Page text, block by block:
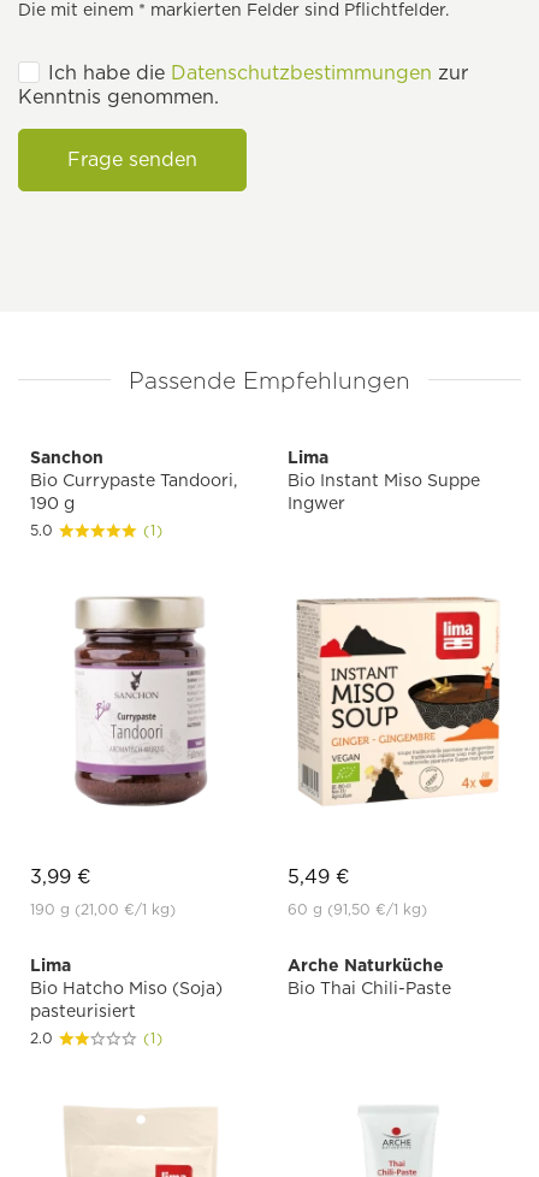
Die mit einem * markierten Felder sind Pflichtfelder.
Ich habe die Datenschutzbestimmungen zur
Kenntnis genommen.
Frage senden
Passende Empfehlungen
Sanchon
Bio Currypaste Tandoori,
190 g
5.0 (1)
3,99 €
190 g (21,00 €/1 kg)
Lima
Bio Instant Miso Suppe
Ingwer
5,49 €
60 g (91,50 €/1 kg)
Lima
Bio Hatcho Miso (Soja)
pasteurisiert
2.0 (1)
Arche Naturküche
Bio Thai Chili-Paste